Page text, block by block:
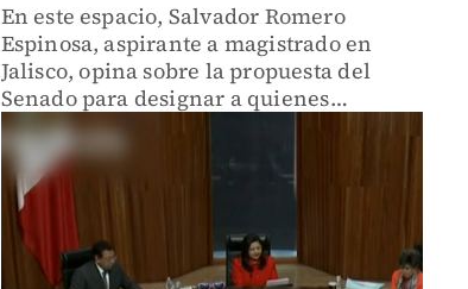
En este espacio, Salvador Romero
Espinosa, aspirante a magistrado en
Jalisco, opina sobre la propuesta del
Senado para designar a quienes
quedaron en segundo lugar en el
proceso de selección.